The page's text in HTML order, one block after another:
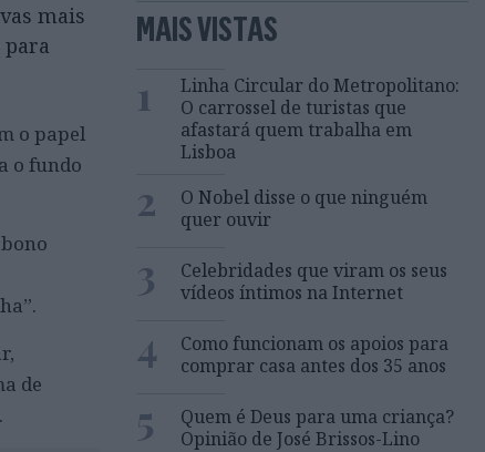
mais
o papel
o fundo
de
MAIS VISTAS
1
Linha Circular do Metropolitano:
O carrossel de turistas que
afastará quem trabalha em
Lisboa
2
O Nobel disse o que ninguém
quer ouvir
3
Celebridades que viram os seus
vídeos íntimos na Internet
4
Como funcionam os apoios para
comprar casa antes dos 35 anos
5
Quem é Deus para uma criança?
Opinião de José Brissos-Lino